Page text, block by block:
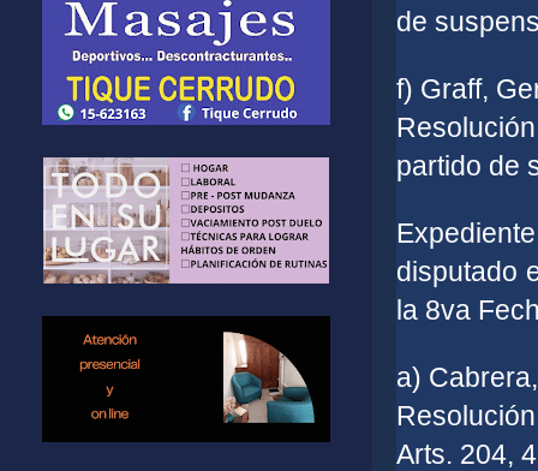
de
f) Graff,
partido de
disputado
la 8va
a)
Arts. 204,